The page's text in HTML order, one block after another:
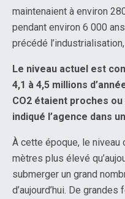
maintenaient à environ
pendant environ 6 000
précédé
Le niveau actuel est
4,1 à 4,5 millions
CO2 étaient proches
indiqué l’agence dans
À cette époque, le
mètres plus élevé
submerger un grand
d’aujourd’hui. De